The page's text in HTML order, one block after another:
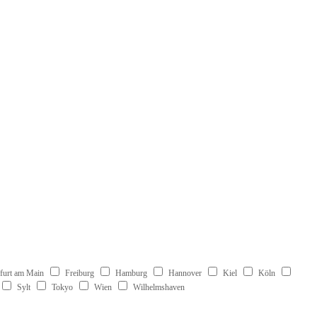
am Main Freiburg Hamburg Hannover Kiel
Köln
Sylt Tokyo Wien Wilhelmshaven